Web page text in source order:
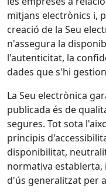
mitjans electrònics i,
creació de la Seu
n'assegura la
l'autenticitat, la
dades que s'hi
La Seu electrònica
publicada és de
segures. Tot sota
principis
disponibilitat,
normativa establerta,
d'ús generalitzat per